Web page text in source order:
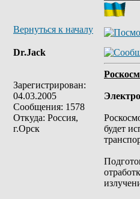
Вернуться к началу
Dr.Jack
Зарегистрирован:
04.03.2005
Сообщения: 1578
Откуда: Россия,
г.Орск
будет